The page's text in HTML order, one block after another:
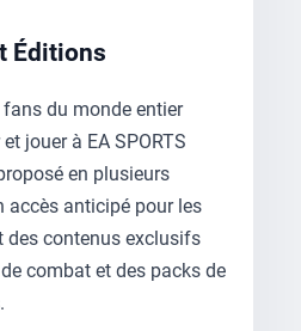
Éditions
fans du monde entier
jouer à EA SPORTS
en plusieurs
accès anticipé pour les
des contenus exclusifs
combat et des packs de